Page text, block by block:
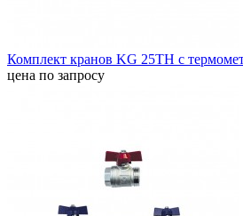
Комплект кранов KG 25TH с
цена по запросу